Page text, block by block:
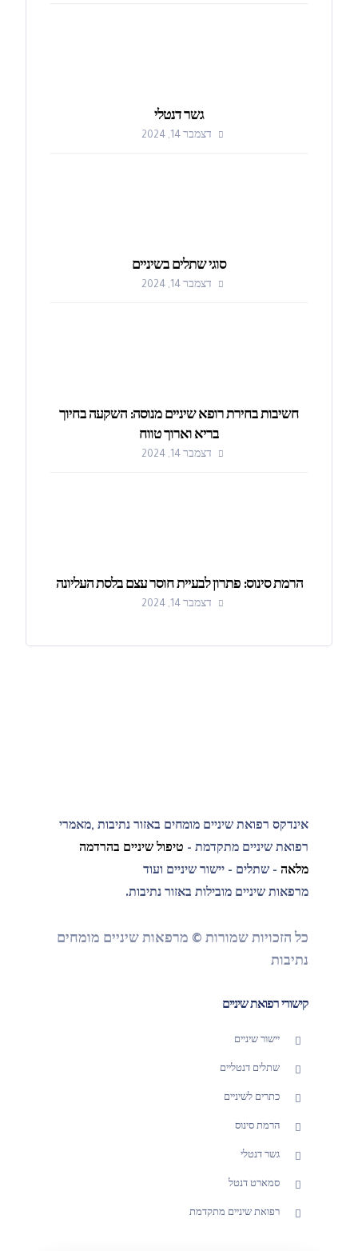
גשר דנטלי
דצמבר 14, 2024
סוגי שתלים בשיניים
דצמבר 14, 2024
חשיבות בחירת רופא שיניים מנוסה: השקעה בחיוך
בריא וארוך טווח
דצמבר 14, 2024
הרמת סינוס: פתרון לבעיית חוסר עצם בלסת העליונה
דצמבר 14, 2024
אינדקס רפואת שיניים מומחים באזור נתיבות ,מאמרי
רפואת שיניים מתקדמת - טיפול שיניים בהרדמה
מלאה - שתלים - יישור שיניים ועוד
מרפאות שיניים מובילות באזור נתיבות.
כל הזכויות שמורות © מרפאות שיניים מומחים
נתיבות
קישורי רפואת שיניים
יישור שיניים
שתלים דנטליים
כתרים לשיניים
הרמת סינוס
גשר דנטלי
סמארט דנטל
רפואת שיניים מתקדמת